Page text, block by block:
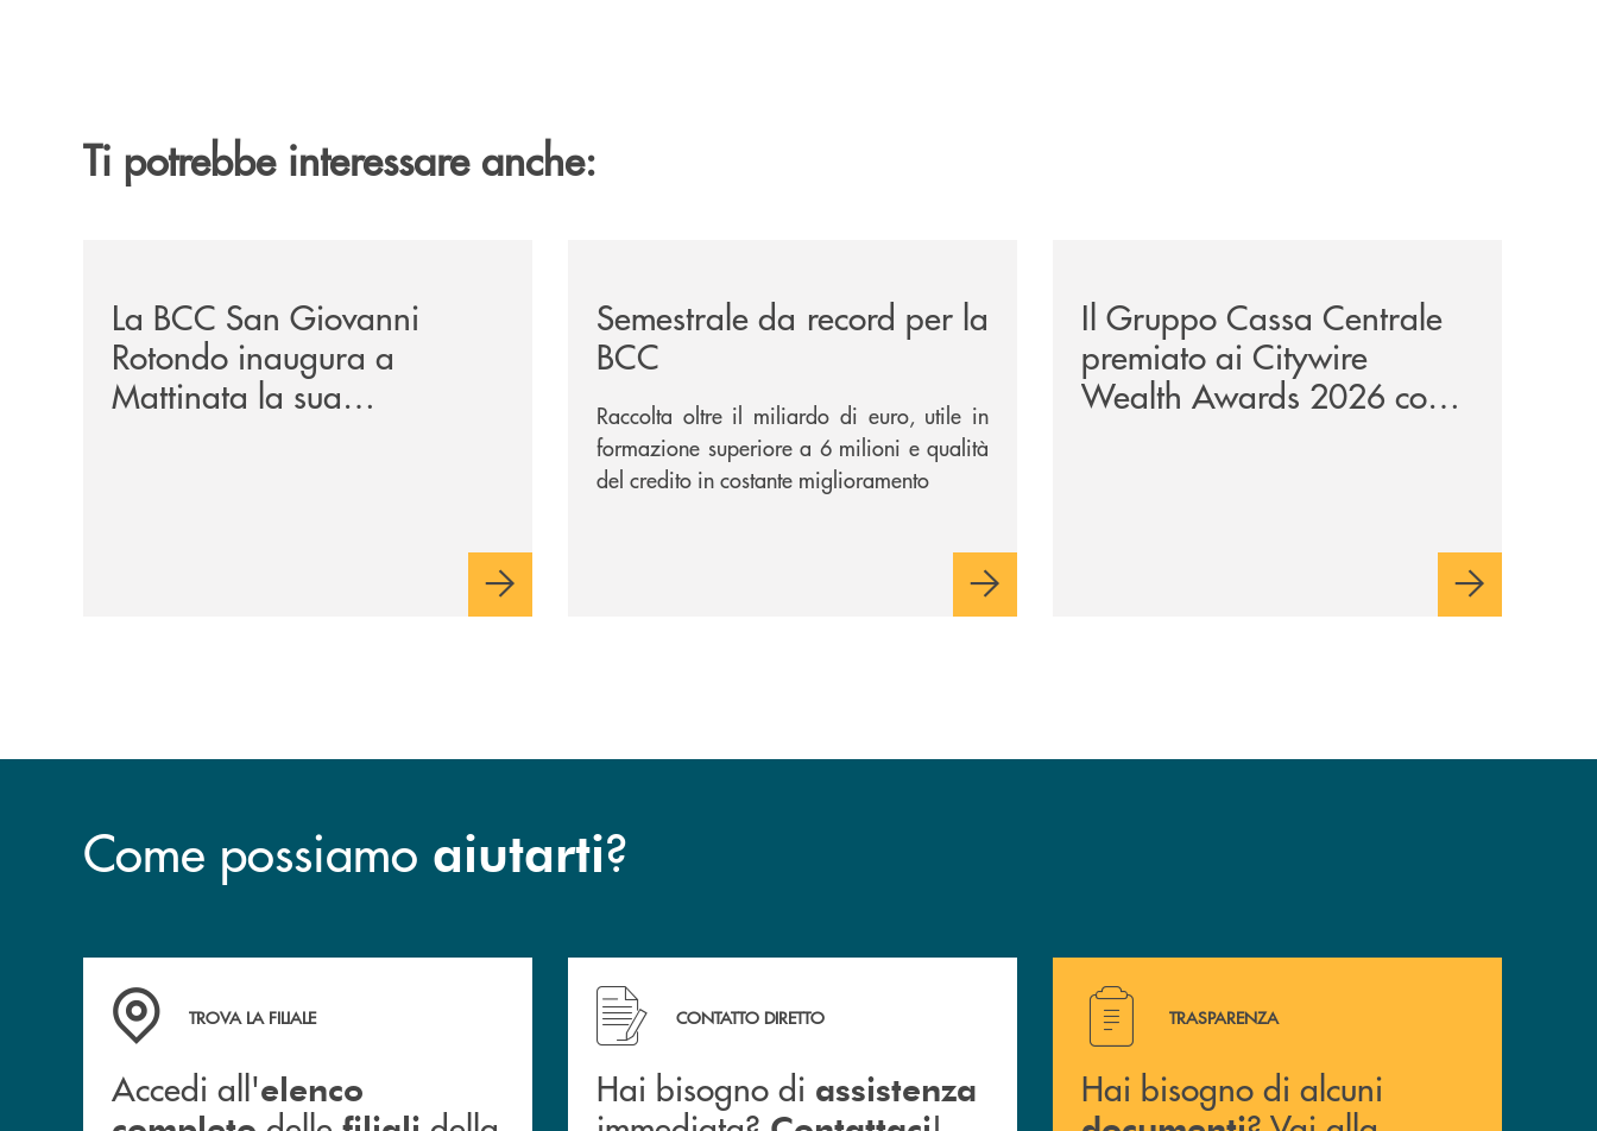
Ti potrebbe interessare anche:
La BCC San Giovanni
Rotondo inaugura a
Mattinata la sua
Semestrale da record per la
BCC
Raccolta oltre il miliardo di euro, utile in
formazione superiore a 6 milioni e qualità
del credito in costante miglioramento
Il Gruppo Cassa Centrale
premiato ai Citywire
Wealth Awards 2026 come
Come possiamo aiutarti?
Accedi all' elenco completo delle filiali della BCC San Giovanni Rotondo.
TROVA LA FILIALE
Accedi all'elenco
Hai bisogno di assistenza immediata? Contattaci !
CONTATTO DIRETTO
Hai bisogno di assistenza
Hai bisogno di alcuni documenti ? Vai alla pagina della
TRASPARENZA
Hai bisogno di alcuni